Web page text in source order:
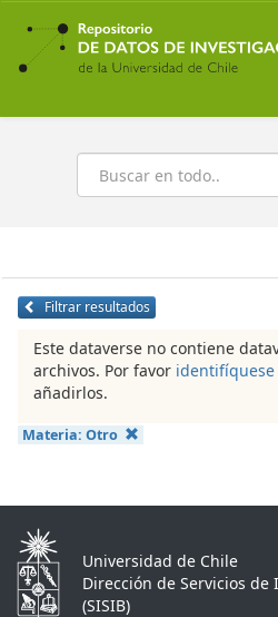
Ir
contenido
principal
Buscar
Filtrar resultados
Este dataverse no contiene
archivos. Por favor identifíquese
añadirlos.
Materia: Otro
Universidad de Chile
Dirección de Servicios
(SISIB)